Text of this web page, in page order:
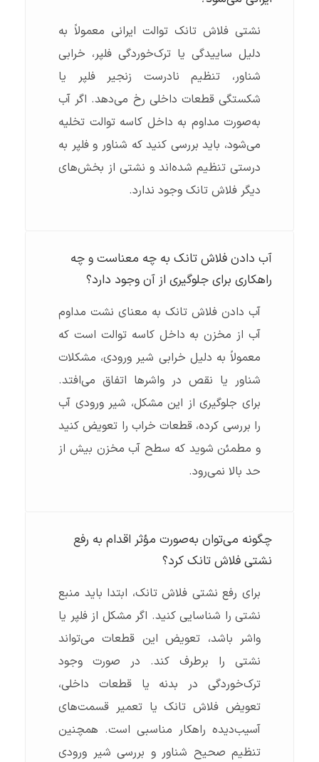
نشتی فلاش تانک توالت ایرانی معمولاً به
دلیل ساییدگی یا ترک‌خوردگی فلپر، خرابی
شناور، تنظیم نادرست زنجیر فلپر یا
شکستگی قطعات داخلی رخ می‌دهد. اگر آب
به‌صورت مداوم به داخل کاسه توالت تخلیه
می‌شود، باید بررسی کنید که شناور و فلپر به
درستی تنظیم شده‌اند و نشتی از بخش‌های
دیگر فلاش تانک وجود ندارد.
آب دادن فلاش تانک به چه معناست و چه
راهکاری برای جلوگیری از آن وجود دارد؟
آب دادن فلاش تانک به معنای نشت مداوم
آب از مخزن به داخل کاسه توالت است که
معمولاً به دلیل خرابی شیر ورودی، مشکلات
شناور یا نقص در واشرها اتفاق می‌افتد.
برای جلوگیری از این مشکل، شیر ورودی آب
را بررسی کرده، قطعات خراب را تعویض کنید
و مطمئن شوید که سطح آب مخزن بیش از
حد بالا نمی‌رود.
چگونه می‌توان به‌صورت مؤثر اقدام به رفع
نشتی فلاش تانک کرد؟
برای رفع نشتی فلاش تانک، ابتدا باید منبع
نشتی را شناسایی کنید. اگر مشکل از فلپر یا
واشر باشد، تعویض این قطعات می‌تواند
نشتی را برطرف کند. در صورت وجود
ترک‌خوردگی در بدنه یا قطعات داخلی،
تعویض فلاش تانک یا تعمیر قسمت‌های
آسیب‌دیده راهکار مناسبی است. همچنین
تنظیم صحیح شناور و بررسی شیر ورودی